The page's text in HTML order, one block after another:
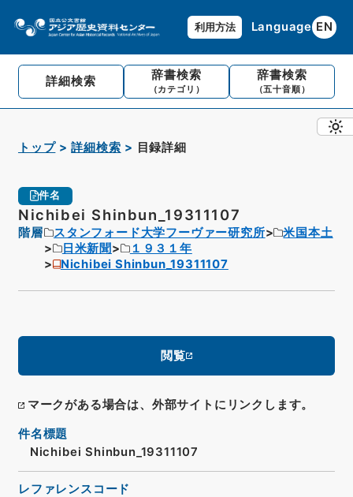
利用方法 Language EN
詳細検索 辞書検索
（カテゴリ）
辞書検索
（五十音順）
トップ 詳細検索 目録詳細
件名
Nichibei Shinbun_19311107
階層 スタンフォード大学フーヴァー研究所
米国本土
日米新聞
１９３１年
Nichibei Shinbun_19311107
閲覧
マークがある場合は、外部サイトにリンクします。
件名標題
Nichibei Shinbun_19311107
レファレンスコード